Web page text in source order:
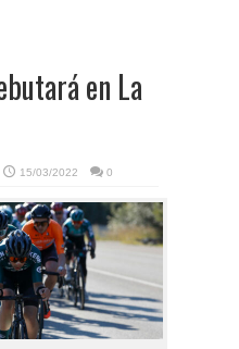
en La
15/03/2022 0